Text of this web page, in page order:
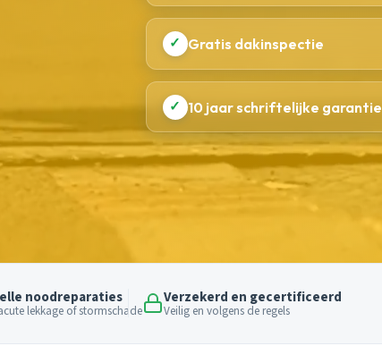
✓ Gratis dakinspectie
✓ 10 jaar schriftelijke garantie
noodreparaties
lekkage of stormschade
Verzekerd en gecertificeerd
Veilig en volgens de regels